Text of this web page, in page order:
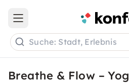
Open main menu
Suche: Stadt, Erlebnis
Breathe & Flow –